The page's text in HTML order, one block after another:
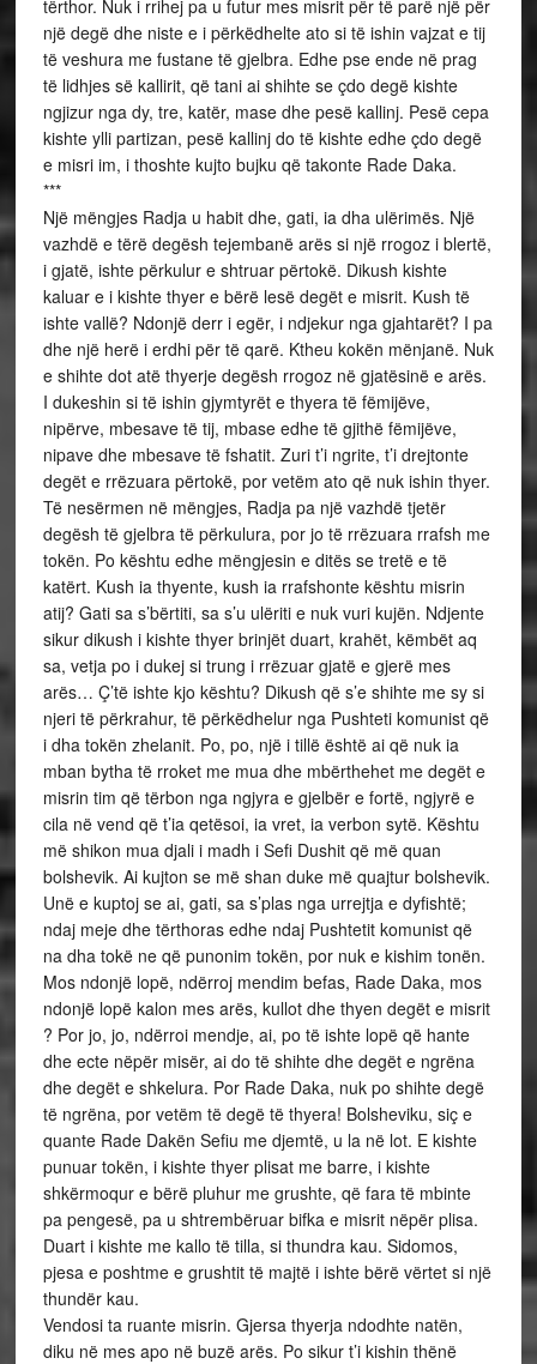
tërthor. Nuk i rrihej pa u futur mes misrit për të parë një për
një degë dhe niste e i përkëdhelte ato si të ishin vajzat e tij
të veshura me fustane të gjelbra. Edhe pse ende në prag
të lidhjes së kallirit, që tani ai shihte se çdo degë kishte
ngjizur nga dy, tre, katër, mase dhe pesë kallinj. Pesë cepa
kishte ylli partizan, pesë kallinj do të kishte edhe çdo degë
e misri im, i thoshte kujto bujku që takonte Rade Daka.
***
Një mëngjes Radja u habit dhe, gati, ia dha ulërimës. Një
vazhdë e tërë degësh tejembanë arës si një rrogoz i blertë,
i gjatë, ishte përkulur e shtruar përtokë. Dikush kishte
kaluar e i kishte thyer e bërë lesë degët e misrit. Kush të
ishte vallë? Ndonjë derr i egër, i ndjekur nga gjahtarët? I pa
dhe një herë i erdhi për të qarë. Ktheu kokën mënjanë. Nuk
e shihte dot atë thyerje degësh rrogoz në gjatësinë e arës.
I dukeshin si të ishin gjymtyrët e thyera të fëmijëve,
nipërve, mbesave të tij, mbase edhe të gjithë fëmijëve,
nipave dhe mbesave të fshatit. Zuri t’i ngrite, t’i drejtonte
degët e rrëzuara përtokë, por vetëm ato që nuk ishin thyer.
Të nesërmen në mëngjes, Radja pa një vazhdë tjetër
degësh të gjelbra të përkulura, por jo të rrëzuara rrafsh me
tokën. Po kështu edhe mëngjesin e ditës se tretë e të
katërt. Kush ia thyente, kush ia rrafshonte kështu misrin
atij? Gati sa s’bërtiti, sa s’u ulëriti e nuk vuri kujën. Ndjente
sikur dikush i kishte thyer brinjët duart, krahët, këmbët aq
sa, vetja po i dukej si trung i rrëzuar gjatë e gjerë mes
arës… Ç’të ishte kjo kështu? Dikush që s’e shihte me sy si
njeri të përkrahur, të përkëdhelur nga Pushteti komunist që
i dha tokën zhelanit. Po, po, një i tillë është ai që nuk ia
mban bytha të rroket me mua dhe mbërthehet me degët e
misrin tim që tërbon nga ngjyra e gjelbër e fortë, ngjyrë e
cila në vend që t’ia qetësoi, ia vret, ia verbon sytë. Kështu
më shikon mua djali i madh i Sefi Dushit që më quan
bolshevik. Ai kujton se më shan duke më quajtur bolshevik.
Unë e kuptoj se ai, gati, sa s’plas nga urrejtja e dyfishtë;
ndaj meje dhe tërthoras edhe ndaj Pushtetit komunist që
na dha tokë ne që punonim tokën, por nuk e kishim tonën.
Mos ndonjë lopë, ndërroj mendim befas, Rade Daka, mos
ndonjë lopë kalon mes arës, kullot dhe thyen degët e misrit
? Por jo, jo, ndërroi mendje, ai, po të ishte lopë që hante
dhe ecte nëpër misër, ai do të shihte dhe degët e ngrëna
dhe degët e shkelura. Por Rade Daka, nuk po shihte degë
të ngrëna, por vetëm të degë të thyera! Bolsheviku, siç e
quante Rade Dakën Sefiu me djemtë, u la në lot. E kishte
punuar tokën, i kishte thyer plisat me barre, i kishte
shkërmoqur e bërë pluhur me grushte, që fara të mbinte
pa pengesë, pa u shtrembëruar bifka e misrit nëpër plisa.
Duart i kishte me kallo të tilla, si thundra kau. Sidomos,
pjesa e poshtme e grushtit të majtë i ishte bërë vërtet si një
thundër kau.
Vendosi ta ruante misrin. Gjersa thyerja ndodhte natën,
diku në mes apo në buzë arës. Po sikur t’i kishin thënë